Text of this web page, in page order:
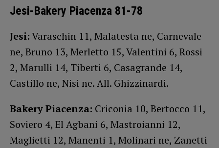
Jesi-Bakery Piacenza 81-78
Jesi:Varaschin 11, Malatesta ne, Carnevale
ne, Bruno 13, Merletto 15, Valentini 6, Rossi
2, Marulli 14, Tiberti 6, Casagrande 14,
Castillo ne, Nisi ne. All. Ghizzinardi.
Bakery Piacenza: Criconia 10, Bertocco 11,
Soviero 4, El Agbani 6, Mastroianni 12,
Maglietti 12, Manenti 1, Molinari ne, Zanetti